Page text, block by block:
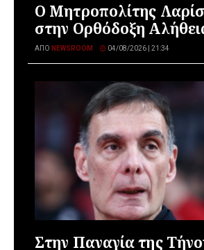
Ο Μητροπολίτης
στην Ορθόδοξη
ΑΠΌ NEWSROOM 04/08/2026 | 21:34
Στην Παναγία της